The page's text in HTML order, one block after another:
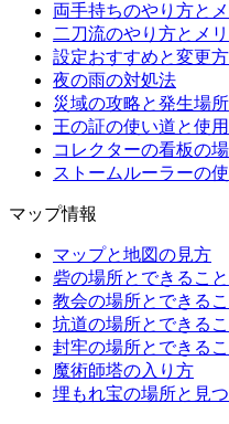
両手持ちのやり方と
二刀流のやり方とメ
設定おすすめと変更
夜の雨の対処法
災域の攻略と発生場所
王の証の使い道と使
コレクターの看板の
ストームルーラーの
マップ情報
マップと地図の見方
砦の場所とできること
教会の場所とできる
坑道の場所とできる
封牢の場所とできる
魔術師塔の入り方
埋もれ宝の場所と見